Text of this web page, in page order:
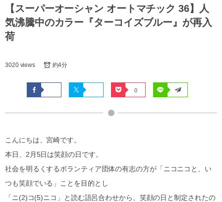
【スーパーオーシャン オートマチック 36】人
気沸騰中のカラー『ターコイズブルー』が再入
荷
3020 views 約4分
0
こんにちは、宮崎です。
本日、2月5日は笑顔の日です。
社会を明るくするボランティア団体の有志の方が「ニコニコと、い
つも笑顔でいる」ことを目的とし
「ニ(2)コ(5)ニコ」と読む語呂合わせから、笑顔の日と制定されたの